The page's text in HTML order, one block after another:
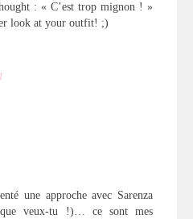
: « C’est trop mignon ! »
look at your outfit! ;)
une approche avec Sarenza
que veux-tu !)… ce sont mes